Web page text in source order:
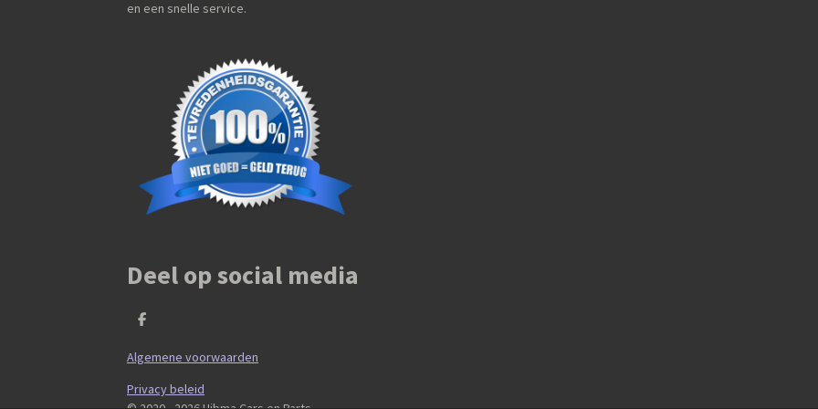
en een snelle service.
Deel op social media
D
l
e
Algemene voorwaarden
Privacy beleid